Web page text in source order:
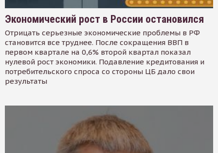
Экономический рост в России остановился
Отрицать серьезные экономические проблемы в РФ
становится все труднее. После сокращения ВВП в
первом квартале на 0,6% второй квартал показал
нулевой рост экономики. Подавление кредитования и
потребительского спроса со стороны ЦБ дало свои
результаты